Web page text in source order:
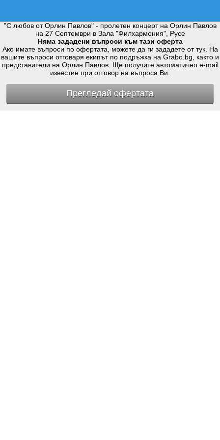
"С любов от Орлин Павлов" - пролетен концерт на Орлин Павлов
на 27 Септември в Зала "Филхармония", Русе
Няма зададени въпроси към тази оферта
Ако имате въпроси по офертата, можете да ги зададете от тук. На
вашите въпроси отговаря екипът по подръжка на Grabo.bg, както и
представители на Орлин Павлов. Ще получите автоматично e-mail
известие при отговор на въпроса Ви.
Прегледай офертата